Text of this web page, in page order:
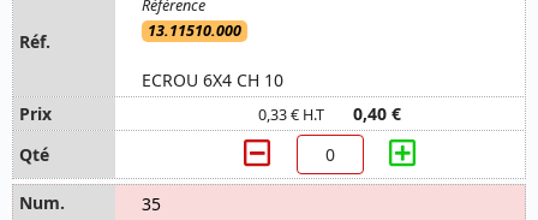
13.11510.000
ECROU 6X4 CH 10
0,33 € H.T 0,40 €
35